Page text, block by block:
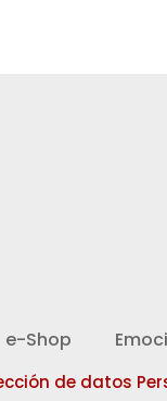
e-Shop
de datos